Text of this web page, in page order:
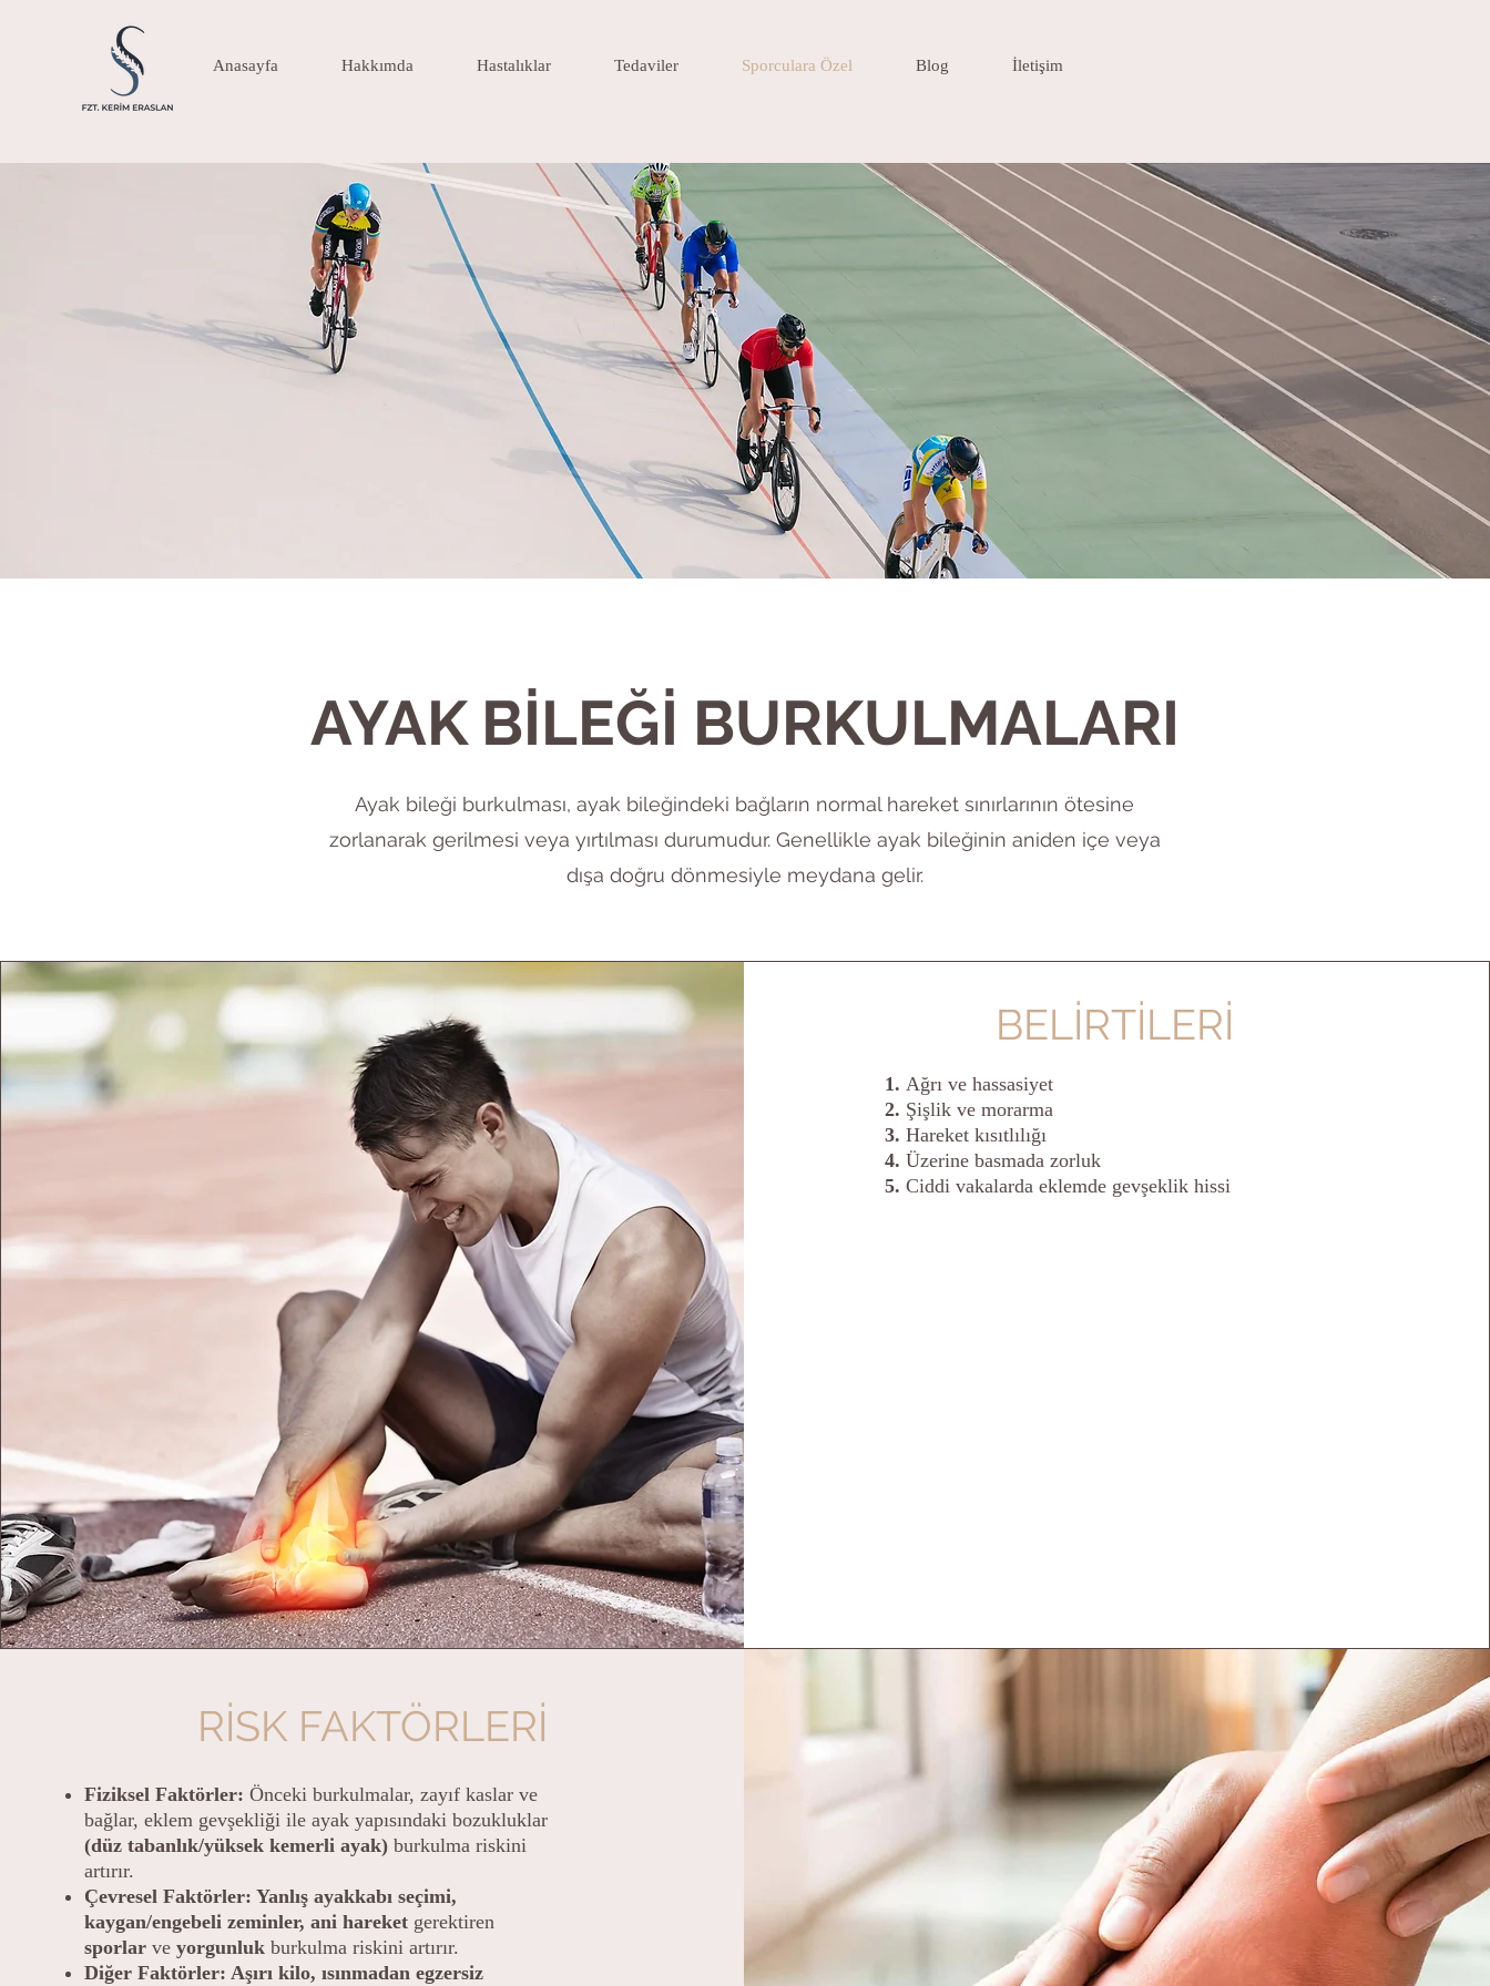
Anasayfa Hakkımda Hastalıklar Tedaviler Sporculara Özel Blog İletişim
AYAK BİLEĞİ BURKULMALARI
Ayak bileği burkulması, ayak bileğindeki bağların normal hareket sınırlarının ötesine
zorlanarak gerilmesi veya yırtılması durumudur. Genellikle ayak bileğinin aniden içe veya
dışa doğru dönmesiyle meydana gelir.
BELİRTİLERİ
Ağrı ve hassasiyet
Şişlik ve morarma
Hareket kısıtlılığı
Üzerine basmada zorluk
Ciddi vakalarda eklemde gevşeklik hissi
RİSK FAKTÖRLERİ
Fiziksel Faktörler: Önceki burkulmalar, zayıf kaslar ve
bağlar, eklem gevşekliği ile ayak yapısındaki bozukluklar
(düz tabanlık/yüksek kemerli ayak)burkulma riskini
artırır.
Çevresel Faktörler: Yanlış ayakkabı seçimi,
kaygan/engebeli zeminler, ani hareketgerektiren
sporlarve yorgunlukburkulma riskini artırır.
Diğer Faktörler: Aşırı kilo, ısınmadan egzersiz